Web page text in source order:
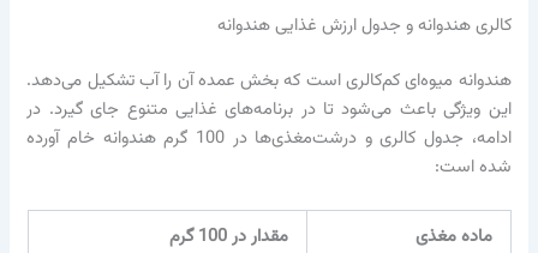
کالری هندوانه و جدول ارزش غذایی هندوانه
هندوانه میوه‌ای کم‌کالری است که بخش عمده آن را آب تشکیل می‌دهد.
این ویژگی باعث می‌شود تا در برنامه‌های غذایی متنوع جای گیرد. در
ادامه، جدول کالری و درشت‌مغذی‌ها در 100 گرم هندوانه خام آورده
شده است:
ماده مغذی
مقدار در 100 گرم